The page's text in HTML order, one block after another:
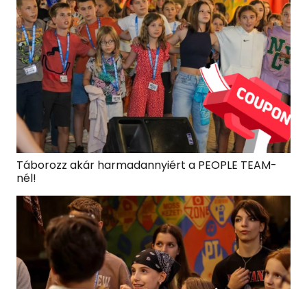
Táborozz akár harmadannyiért a PEOPLE TEAM-
nél!